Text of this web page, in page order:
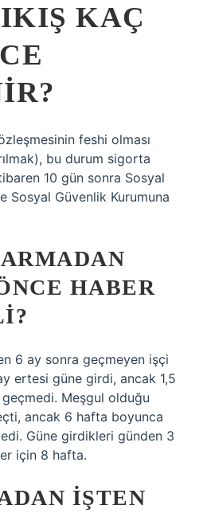
KAÇ
feshi olması
bu durum sigorta
10 gün sonra Sosyal
Sosyal Güvenlik Kurumuna
HABER
6 ay sonra geçmeyen işçi
ertesi güne girdi, ancak 1,5
Meşgul olduğu
ancak 6 hafta boyunca
Güne girdikleri günden 3
için 8 hafta.
IŞTEN